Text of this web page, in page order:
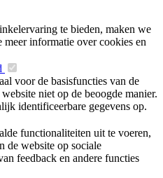
te bieden, maken we
informatie over cookies en
voor de basisfuncties van de
niet op de beoogde manier.
identificeerbare gegevens op.
functionaliteiten uit te voeren,
de website op sociale
feedback en andere functies